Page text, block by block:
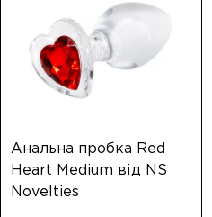
Анальна пробка Red
Heart Medium від NS
Novelties